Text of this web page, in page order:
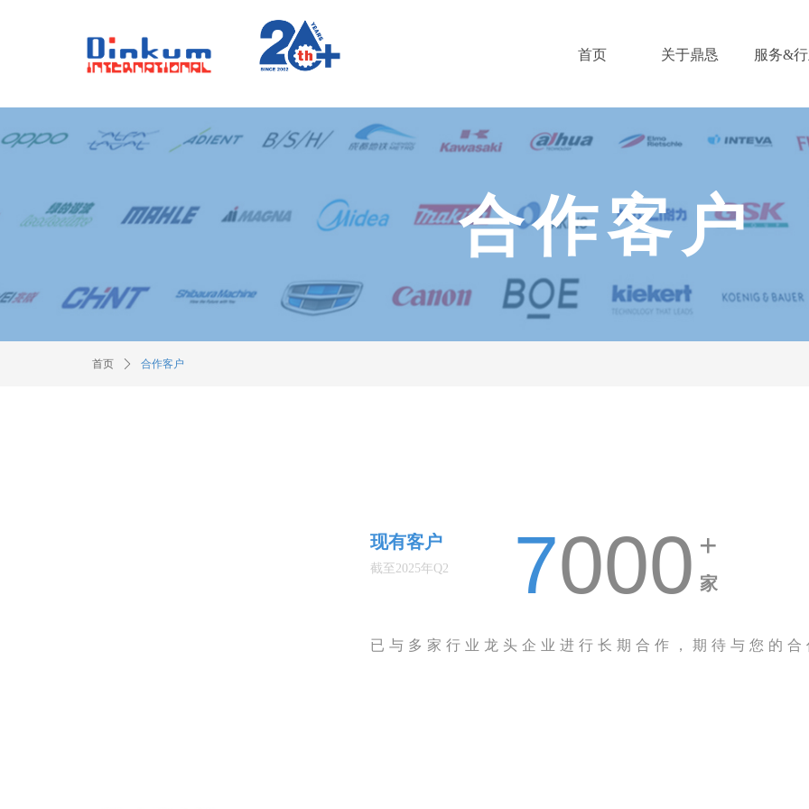
首页 关于鼎恳 服务&
合作客户
首页 ꄲ 合作客户
已与多家行业龙头企业进行长期合作，期待与您的
现有客户
家
截至2025年Q2 7000 +